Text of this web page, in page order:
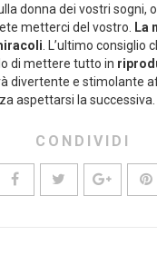
donna dei vostri sogni,
metterci del vostro.
La
. L’ultimo consiglio
di mettere tutto in
divertente e stimolante
aspettarsi la successiva.
CONDIVIDI